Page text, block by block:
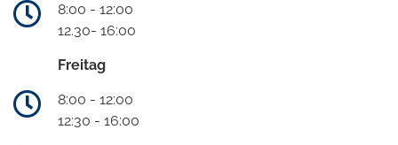
8:00 - 12:00
12.30- 16:00
Freitag
8:00 - 12:00
12:30 - 16:00